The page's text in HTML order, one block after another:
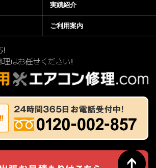
実績紹介
ご利用案内